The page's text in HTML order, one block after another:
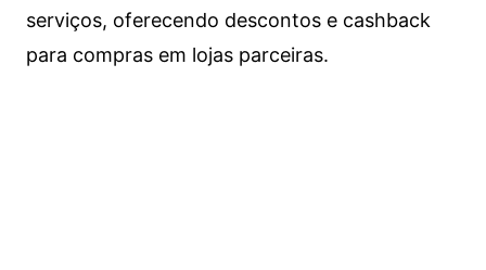
serviços, oferecendo descontos e cashback
para compras em lojas parceiras.